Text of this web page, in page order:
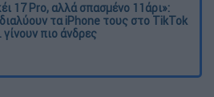
17 Pro, αλλά σπασμένο 11άρι»:
τα iPhone τους στο TikTok
γίνουν πιο άνδρες